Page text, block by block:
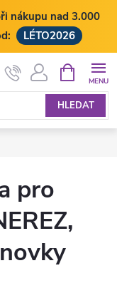
nákupu nad 3.000
LÉTO2026
HLEDAT
NÁKUPNÍ
KOŠÍK
pro